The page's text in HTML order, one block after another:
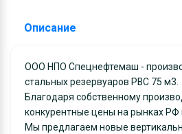
Описание
ООО НПО Спецнефтемаш - производитель вертикальных
стальных резервуаров РВС 75 м3.
Благодаря собственному
конкурентные цены на рынках РФ
Мы предлагаем новые